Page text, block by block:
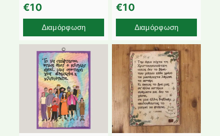
€10
Διαμόρφωση
€10
Διαμόρφωση